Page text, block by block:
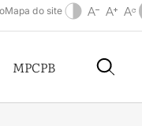
Mapa do site
MPCPB